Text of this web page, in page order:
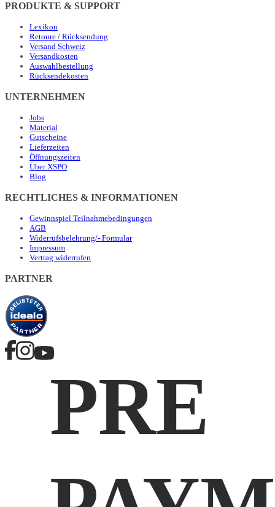
PRODUKTE & SUPPORT
Lexikon
Retoure / Rücksendung
Versand Schweiz
Versandkosten
Auswahlbestellung
Rücksendekosten
UNTERNEHMEN
Jobs
Material
Gutscheine
Lieferzeiten
Öffnungszeiten
Über XSPO
Blog
RECHTLICHES & INFORMATIONEN
Gewinnspiel Teilnahmebedingungen
AGB
Widerrufsbelehrung/- Formular
Impressum
Vertrag widerrufen
PARTNER